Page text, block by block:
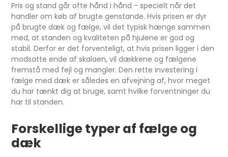
Pris og stand går ofte hånd i hånd - specielt når det
handler om køb af brugte genstande. Hvis prisen er dyr
på brugte dæk og fælge, vil det typisk hænge sammen
med, at standen og kvaliteten på hjulene er god og
stabil. Derfor er det forventeligt, at hvis prisen ligger i den
modsatte ende af skalaen, vil dækkene og fælgene
fremstå med fejl og mangler. Den rette investering i
fælge med dæk er således en afvejning af, hvor meget
du har tænkt dig at bruge, samt hvilke forventninger du
har til standen.
Forskellige typer af fælge og
dæk